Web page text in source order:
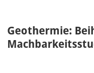
Geothermie: